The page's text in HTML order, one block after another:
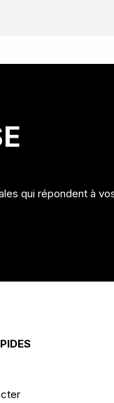
qui répondent à